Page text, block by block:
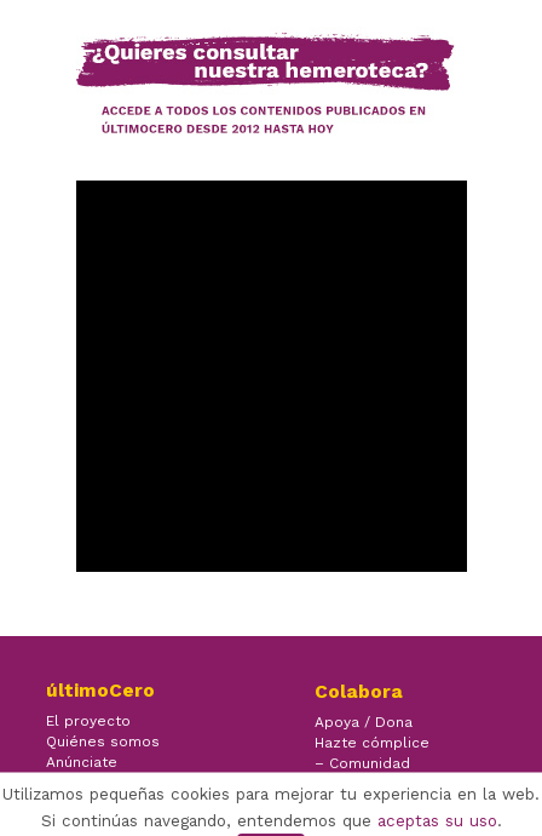
últimoCero
El proyecto
Quiénes somos
Anúnciate
Colabora
Apoya / Dona
Hazte cómplice
– Comunidad
Utilizamos pequeñas cookies para mejorar tu experiencia en la web.
Si continúas navegando, entendemos que aceptas su uso.